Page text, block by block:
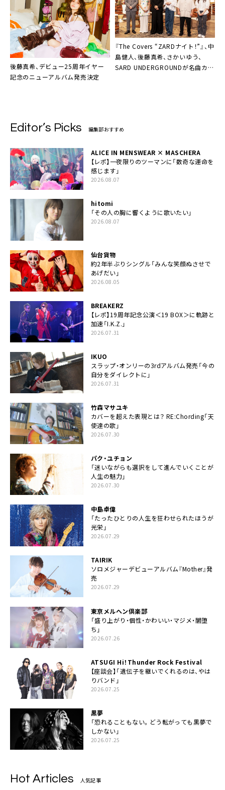
後藤真希、デビュー25周年イヤー
記念のニューアルバム発売決定
『The Covers “ZARDナイト！”』、中
島健人、後藤真希、さかいゆう、
SARD UNDERGROUNDが名曲カバ
Editor’s Picks 編集部おすすめ
ALICE IN MENSWEAR × MASCHERA
【レポ】一夜限りのツーマンに「数奇な運命を
感じます」
2026.08.07
hitomi
「その人の胸に響くように歌いたい」
2026.08.07
仙台貨物
約2年半ぶりシングル「みんな笑顔ぬさせで
あげだい」
2026.08.05
BREAKERZ
【レポ】19周年記念公演＜19 BOX＞に軌跡と
加速「I.K.Z.」
2026.07.31
IKUO
スラップ・オンリーの3rdアルバム発売「今の
自分をダイレクトに」
2026.07.31
竹森マサユキ
カバーを超えた表現とは？ RE:Chording「天
使達の歌」
2026.07.30
パク・ユチョン
「迷いながらも選択をして進んでいくことが
人生の魅力」
2026.07.30
中島卓偉
「たったひとりの人生を狂わせられたほうが
光栄」
2026.07.29
TAIRIK
ソロメジャーデビューアルバム『Mother』発
売
2026.07.29
東京メルヘン倶楽部
「盛り上がり・個性・かわいい・マジメ・闇堕
ち」
2026.07.26
ATSUGI Hi！Thunder Rock Festival
【座談会】「遺伝子を継いでくれるのは、やは
りバンド」
2026.07.25
黒夢
「恐れることもない。どう転がっても黒夢で
しかない」
2026.07.25
Hot Articles 人気記事